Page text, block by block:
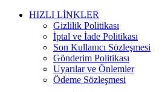
HIZLI LİNKLER
Gizlilik Politikası
İptal ve İade Politikası
Son Kullanıcı Sözleşmesi
Gönderim Politikası
Uyarılar ve Önlemler
Ödeme Sözleşmesi